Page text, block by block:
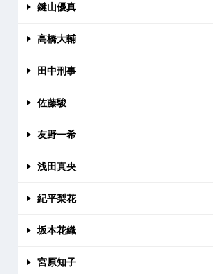
鍵山優真
高橋大輔
田中刑事
佐藤駿
友野一希
浅田真央
紀平梨花
坂本花織
宮原知子